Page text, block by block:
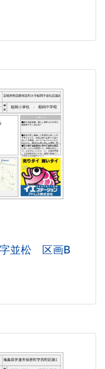
字並松 区画B